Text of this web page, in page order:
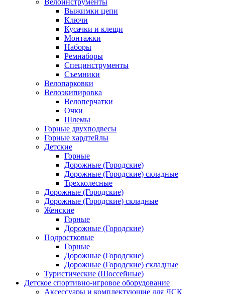
Велоинструменты
Выжимки цепи
Ключи
Кусачки и клещи
Монтажки
Наборы
Ремнаборы
Специнструменты
Съемники
Велопарковки
Велоэкипировка
Велоперчатки
Очки
Шлемы
Горные двухподвесы
Горные хардтейлы
Детские
Горные
Дорожные (Городские)
Дорожные (Городские) складные
Трехколесные
Дорожные (Городские)
Дорожные (Городские) складные
Женские
Горные
Дорожные (Городские)
Подростковые
Горные
Дорожные (Городские)
Дорожные (Городские) складные
Туристические (Шоссейные)
Детское спортивно-игровое оборудование
Аксессуары и комплектующие для ДСК